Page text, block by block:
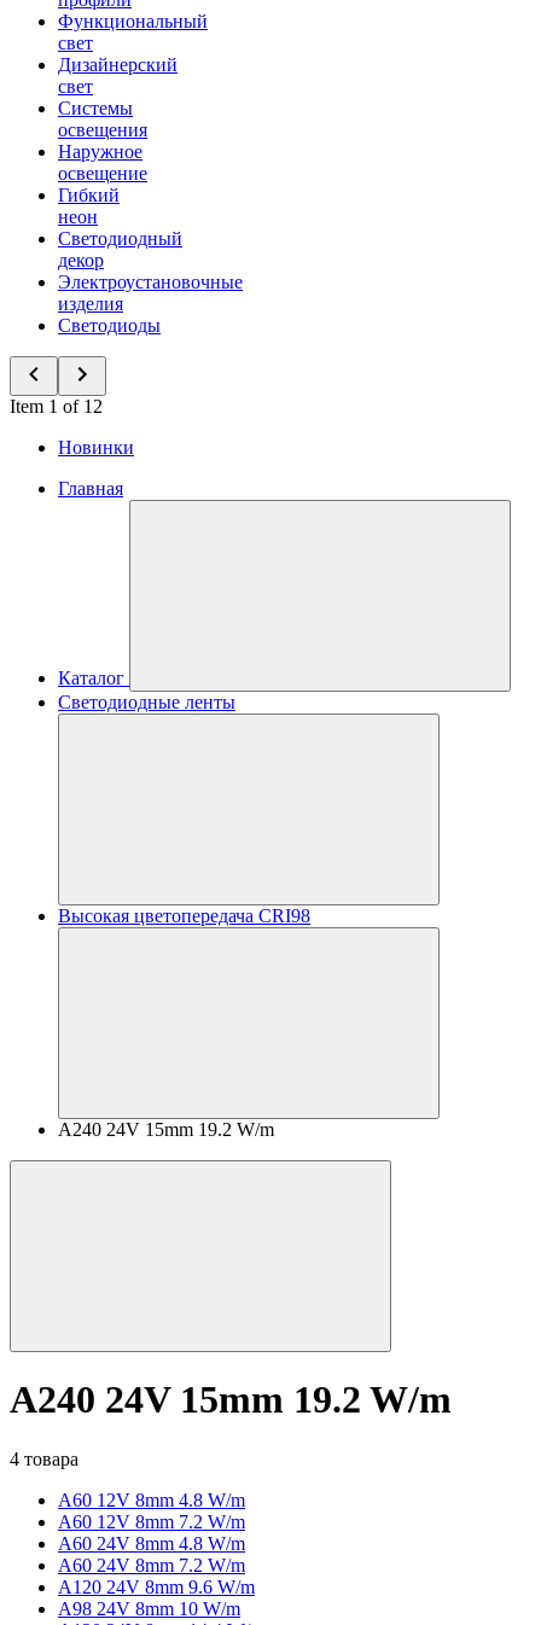
Функциональный
свет
Дизайнерский
свет
Системы
освещения
Наружное
освещение
Гибкий
неон
Светодиодный
декор
Электроустановочные
изделия
Светодиоды
Item 1 of 12
Новинки
Главная
Каталог
Светодиодные ленты
Высокая цветопередача CRI98
A240 24V 15mm 19.2 W/m
A240 24V 15mm 19.2 W/m
4 товара
A60 12V 8mm 4.8 W/m
A60 12V 8mm 7.2 W/m
A60 24V 8mm 4.8 W/m
A60 24V 8mm 7.2 W/m
A120 24V 8mm 9.6 W/m
A98 24V 8mm 10 W/m